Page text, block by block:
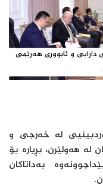
دارایی و ئابووری هەرێمی
لە خەرجی و
هەولێرن، بڕیارە بۆ
بەداتاکان